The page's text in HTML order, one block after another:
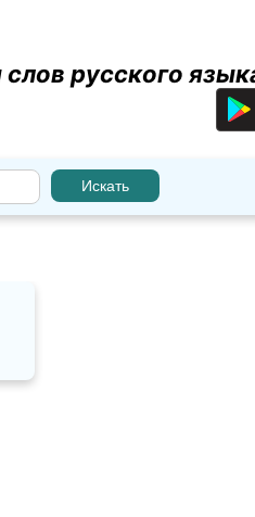
русского